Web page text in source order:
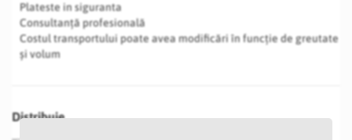
Plateste in siguranta
Consultanță profesională
Costul transportului poate avea modificări în funcție de greutate
și volum
Distribuie